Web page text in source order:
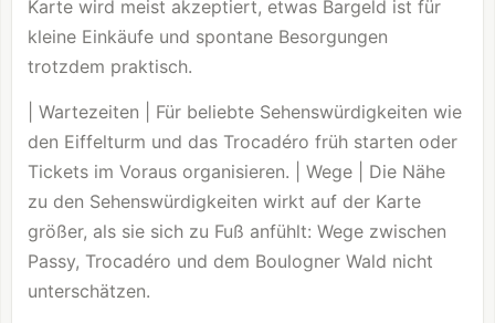
Karte wird meist akzeptiert, etwas Bargeld ist für
kleine Einkäufe und spontane Besorgungen
trotzdem praktisch.
| Wartezeiten | Für beliebte Sehenswürdigkeiten wie
den Eiffelturm und das Trocadéro früh starten oder
Tickets im Voraus organisieren. | Wege | Die Nähe
zu den Sehenswürdigkeiten wirkt auf der Karte
größer, als sie sich zu Fuß anfühlt: Wege zwischen
Passy, Trocadéro und dem Boulogner Wald nicht
unterschätzen.